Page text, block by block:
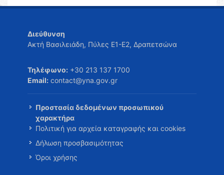
Διεύθυνση
Ακτή Βασιλειάδη, Πύλες Ε1-Ε2, Δραπετσώνα
Τηλέφωνο: +30 213 137 1700
Email: contact@yna.gov.gr
Προστασία δεδομένων προσωπικού
χαρακτήρα
Πολιτική για αρχεία καταγραφής και cookies
Δήλωση προσβασιμότητας
Όροι χρήσης